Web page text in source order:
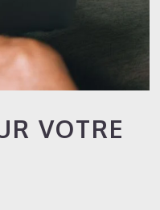
VOTRE